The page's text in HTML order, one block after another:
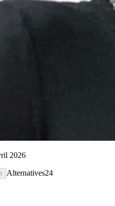
2026
Alternatives24